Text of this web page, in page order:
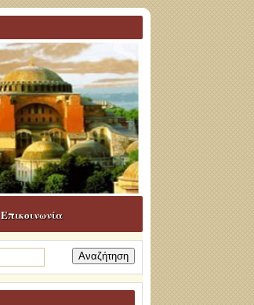
Επικοινωνία